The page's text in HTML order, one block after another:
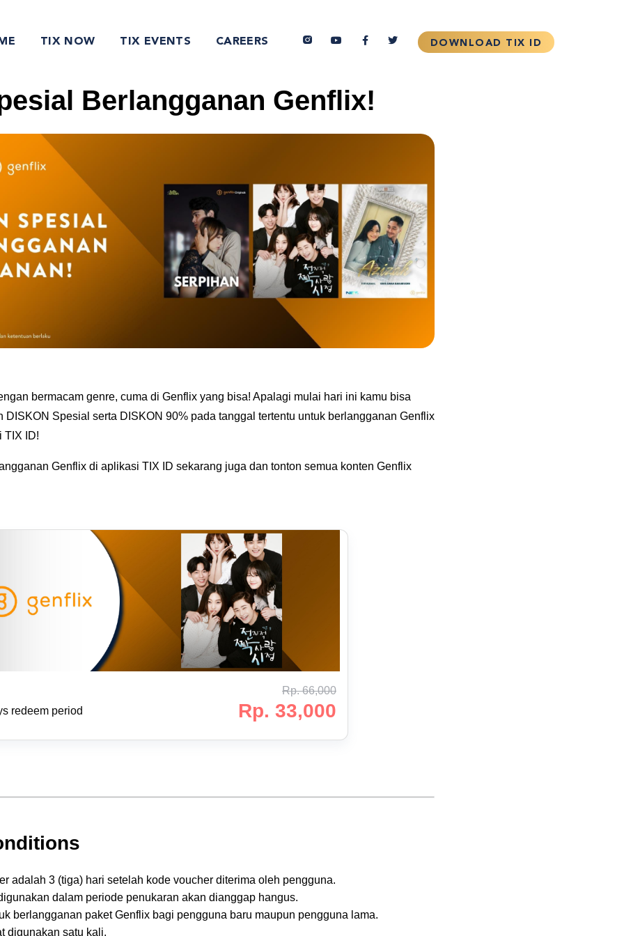
TIX NOW TIX EVENTS CAREERS
Berlangganan Genflix!
bermacam genre, cuma di Genflix yang bisa! Apalagi mulai hari ini kamu bisa
DISKON Spesial serta DISKON 90% pada tanggal tertentu untuk berlangganan Genflix
TIX ID!
Genflix di aplikasi TIX ID sekarang juga dan tonton semua konten Genflix
redeem period
Rp. 66,000
Rp. 33,000
adalah 3 (tiga) hari setelah kode voucher diterima oleh pengguna.
dalam periode penukaran akan dianggap hangus.
berlangganan paket Genflix bagi pengguna baru maupun pengguna lama.
digunakan satu kali.